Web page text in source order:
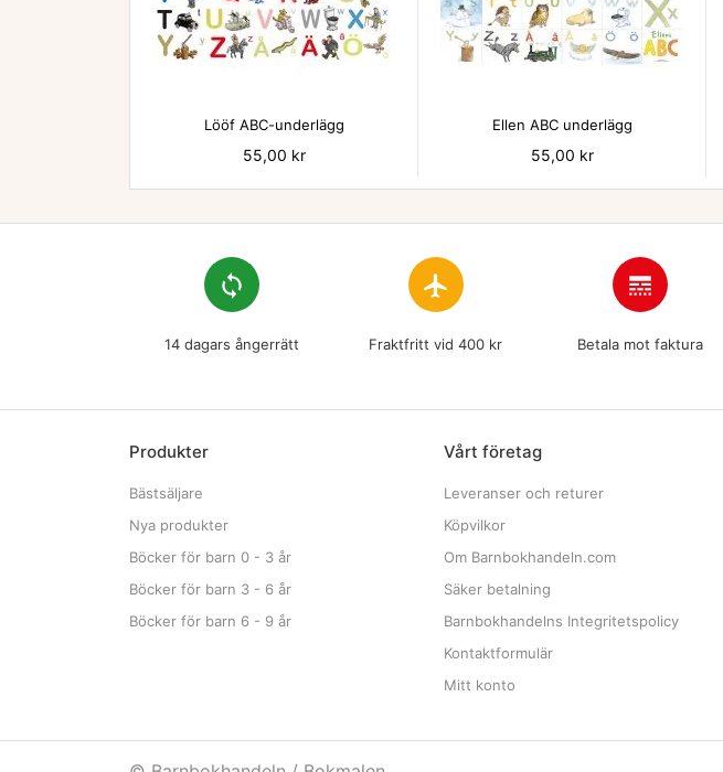

Lööf ABC-underlägg
Pris
55,00 kr

Ellen ABC underlägg
Pris
55,00 kr
loop
14 dagars ångerrätt
flight
Fraktfritt vid 400 kr
line_style
Betala mot faktura
Produkter
Bästsäljare
Nya produkter
Böcker för barn 0 - 3 år
Böcker för barn 3 - 6 år
Böcker för barn 6 - 9 år
Vårt företag
Leveranser och returer
Köpvilkor
Om Barnbokhandeln.com
Säker betalning
Barnbokhandelns Integritetspolicy
Kontaktformulär
Mitt konto